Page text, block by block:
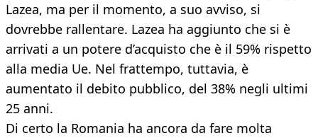
Lazea, ma per il momento, a suo avviso, si
dovrebbe rallentare. Lazea ha aggiunto che si è
arrivati a un potere d’acquisto che è il 59% rispetto
alla media Ue. Nel frattempo, tuttavia, è
aumentato il debito pubblico, del 38% negli ultimi
25 anni.
Di certo la Romania ha ancora da fare molta